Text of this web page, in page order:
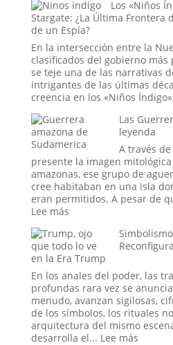
Los «Niños
Stargate: ¿La Última Frontera
de un Espía?
En la intersección entre la
clasificados del gobierno más
se teje una de las narrativas
intrigantes de las últimas
creencia en los «Niños
Las
leyenda
A través
presente la imagen
amazonas, ese grupo de
cree habitaban en una isla
eran permitidos. A pesar de
Lee más:
Guerreras
Amazonas:
La
leyenda
en la Era Trump
En los anales del poder, las
profundas rara vez se
menudo, avanzan sigilosas,
de los símbolos, los rituales
arquitectura del mismo
desarrolla el... Lee más: